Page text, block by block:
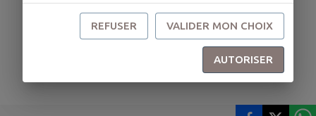
REFUSER VALIDER MON CHOIX
AUTORISER